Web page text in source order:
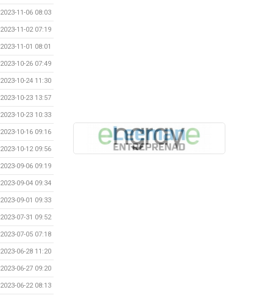
2023-11-06 08:03
2023-11-02 07:19
2023-11-01 08:01
2023-10-26 07:49
2023-10-24 11:30
2023-10-23 13:57
2023-10-23 10:33
2023-10-16 09:16
2023-10-12 09:56
2023-09-06 09:19
2023-09-04 09:34
2023-09-01 09:33
2023-07-31 09:52
2023-07-05 07:18
2023-06-28 11:20
2023-06-27 09:20
2023-06-22 08:13